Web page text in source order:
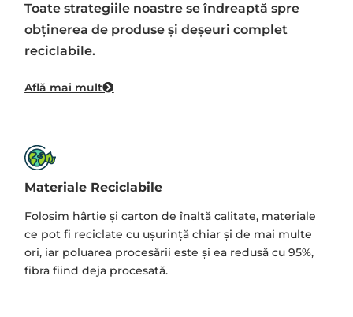
Toate strategiile noastre se îndreaptă spre
obţinerea de produse şi deşeuri complet
reciclabile.
Află mai mult
Materiale Reciclabile
Folosim hârtie și carton de înaltă calitate, materiale
ce pot fi reciclate cu ușurință chiar și de mai multe
ori, iar poluarea procesării este și ea redusă cu 95%,
fibra fiind deja procesată.